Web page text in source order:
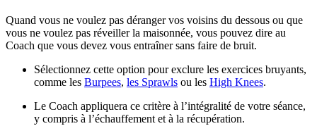
Quand vous ne voulez pas déranger vos voisins du dessous ou que
vous ne voulez pas réveiller la maisonnée, vous pouvez dire au
Coach que vous devez vous entraîner sans faire de bruit.
Sélectionnez cette option pour exclure les exercices bruyants,
comme les Burpees, les Sprawls ou les High Knees.
Le Coach appliquera ce critère à l’intégralité de votre séance,
y compris à l’échauffement et à la récupération.